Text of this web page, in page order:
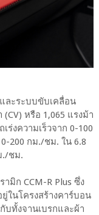
ละระบบขับเคลื่อน
หรือ 1,065 แรงม้า
ร่งความเร็วจาก 0-100
200 กม./ชม. ใน 6.8
./ชม.
มิก CCM-R Plus ซึ่ง
ในโครงสร้างคาร์บอน
ทั้งจานเบรกและผ้า